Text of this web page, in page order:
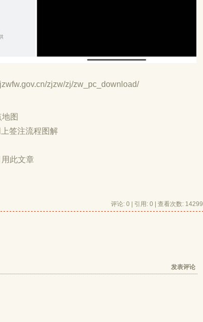
zjzw/zj/zw_pc_download/
图
签注流程图解
此文章
评论: 0 | 引用: 0 | 查看次数: 14299
发表评论